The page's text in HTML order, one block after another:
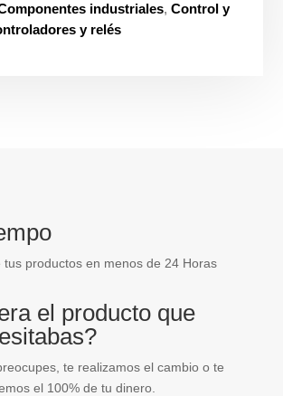
industriales,Control y
y relés
tus productos en menos de 24 Horas
el producto que
te realizamos el cambio o te
el 100% de tu dinero.